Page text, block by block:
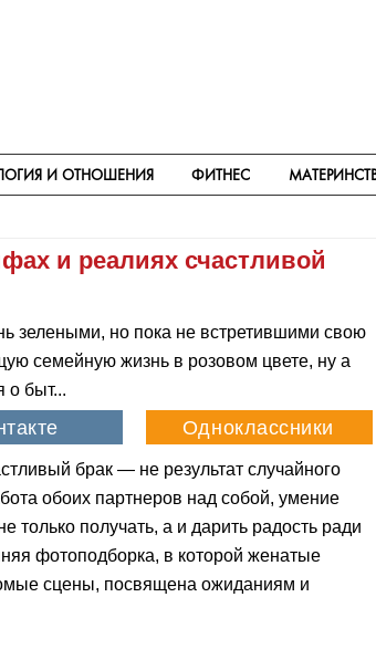
И ОТНОШЕНИЯ ФИТНЕС
и реалиях счастливой
зелеными, но пока не встретившими свою
семейную жизнь в розовом цвете, ну а
о быт...
брак — не результат случайного
обоих партнеров над собой, умение
получать, а и дарить радость ради
фотоподборка, в которой женатые
сцены, посвящена ожиданиям и